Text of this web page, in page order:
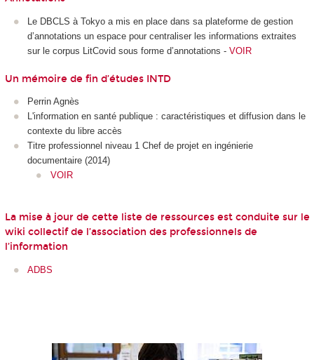
Le DBCLS à Tokyo a mis en place dans sa plateforme de gestion
d’annotations un espace pour centraliser les informations extraites
sur le corpus LitCovid sous forme d’annotations - VOIR
Un mémoire de fin d’études INTD
Perrin Agnès
L'information en santé publique : caractéristiques et diffusion dans le
contexte du libre accès
Titre professionnel niveau 1 Chef de projet en ingénierie
documentaire (2014)
VOIR
La mise à jour de cette liste de ressources est conduite sur le
wiki collectif de l’association des professionnels de
l’information
ADBS